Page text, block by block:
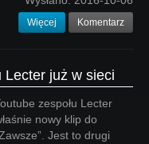
Więcej Komentarz
Lecter już w sieci
zespołu Lecter
nowy klip do
Jest to drugi